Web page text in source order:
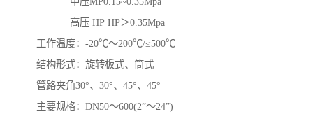
高压 HP HP＞0.35Mpa
工作温度：-20℃～200℃/≤500℃
结构形式：旋转板式、筒式
管路夹角30°、30°、45°、45°
主要规格：DN50～600(2”～24”)